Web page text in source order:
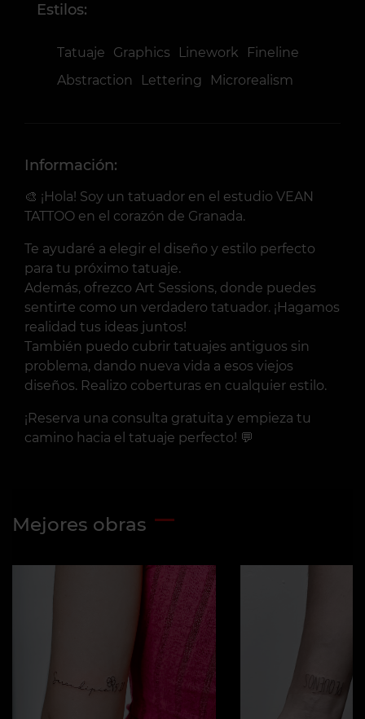
Estilos:
Tatuaje Graphics Linework
Fineline
Abstraction
Lettering Microrealism
Información:
🎨 ¡Hola! Soy un tatuador en el estudio VEAN
TATTOO en el corazón de Granada.
Te ayudaré a elegir el diseño y estilo perfecto
para tu próximo tatuaje.
Además, ofrezco Art Sessions, donde puedes
sentirte como un verdadero tatuador. ¡Hagamos
realidad tus ideas juntos!
También puedo cubrir tatuajes antiguos sin
problema, dando nueva vida a esos viejos
diseños. Realizo coberturas en cualquier estilo.
¡Reserva una consulta gratuita y empieza tu
camino hacia el tatuaje perfecto! 💬
Mejores obras